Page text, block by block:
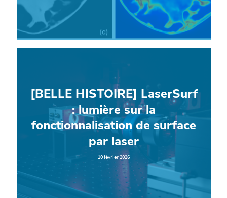
[BELLE HISTOIRE] LaserSurf
: lumière sur la
fonctionnalisation de surface
par laser
10 février 2026